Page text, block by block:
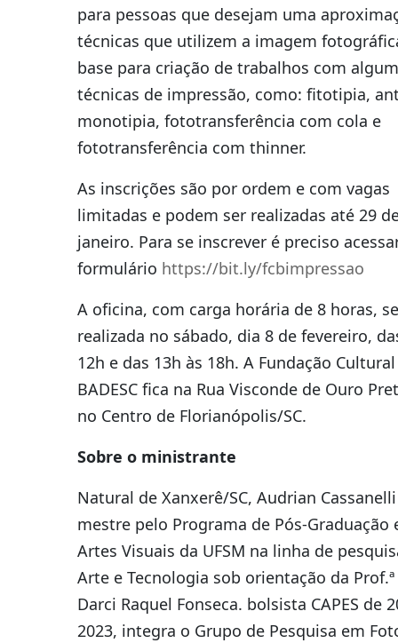
para pessoas que desejam uma
técnicas que utilizem a imagem
base para criação de trabalhos com
técnicas de impressão, como: fitotipia,
monotipia, fototransferência com cola e
fototransferência com thinner.
As inscrições são por ordem e com vagas
limitadas e podem ser realizadas até 29
janeiro. Para se inscrever é preciso
formulário https://bit.ly/fcbimpressao
A oficina, com carga horária de 8 horas,
realizada no sábado, dia 8 de fevereiro,
12h e das 13h às 18h. A Fundação Cultural
BADESC fica na Rua Visconde de Ouro
no Centro de Florianópolis/SC.
Sobre o ministrante
Natural de Xanxerê/SC, Audrian
mestre pelo Programa de Pós-Graduação
Artes Visuais da UFSM na linha de
Arte e Tecnologia sob orientação da Prof.ª
Darci Raquel Fonseca. bolsista CAPES de
2023, integra o Grupo de Pesquisa em